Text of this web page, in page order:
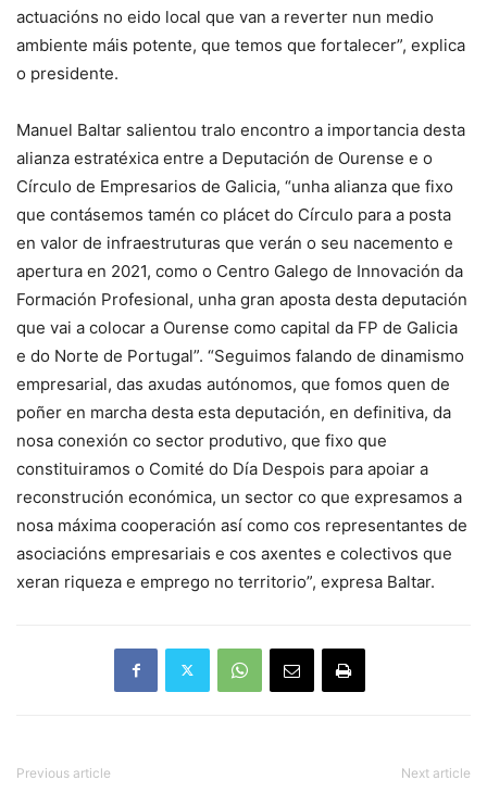
actuacións no eido local que van a reverter nun medio
ambiente máis potente, que temos que fortalecer”, explica
o presidente.
Manuel Baltar salientou tralo encontro a importancia desta
alianza estratéxica entre a Deputación de Ourense e o
Círculo de Empresarios de Galicia, “unha alianza que fixo
que contásemos tamén co plácet do Círculo para a posta
en valor de infraestruturas que verán o seu nacemento e
apertura en 2021, como o Centro Galego de Innovación da
Formación Profesional, unha gran aposta desta deputación
que vai a colocar a Ourense como capital da FP de Galicia
e do Norte de Portugal”. “Seguimos falando de dinamismo
empresarial, das axudas autónomos, que fomos quen de
poñer en marcha desta esta deputación, en definitiva, da
nosa conexión co sector produtivo, que fixo que
constituiramos o Comité do Día Despois para apoiar a
reconstrución económica, un sector co que expresamos a
nosa máxima cooperación así como cos representantes de
asociacións empresariais e cos axentes e colectivos que
xeran riqueza e emprego no territorio”, expresa Baltar.
Previous article Next article